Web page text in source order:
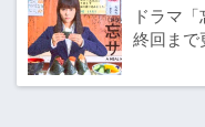
ドラマ
終回まで